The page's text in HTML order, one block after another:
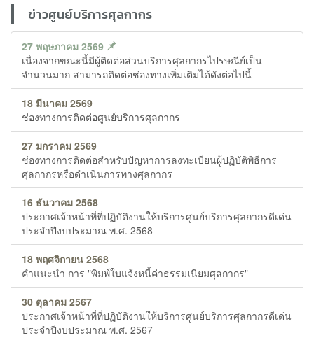
ข่าวศูนย์บริการศุลกากร
27 พฤษภาคม 2569
เนื่องจากขณะนี้มีผู้ติดต่อส่วนบริการศุลกากรไปรษณีย์เป็น
จำนวนมาก สามารถติดต่อช่องทางเพิ่มเติมได้ดังต่อไปนี้
18 มีนาคม 2569
ช่องทางการติดต่อศูนย์บริการศุลกากร
27 มกราคม 2569
ช่องทางการติดต่อสำหรับปัญหาการลงทะเบียนผู้ปฏิบัติพิธีการ
ศุลกากรหรือดำเนินการทางศุลกากร
16 ธันวาคม 2568
ประกาศเจ้าหน้าที่ที่ปฏิบัติงานให้บริการศูนย์บริการศุลกากรดีเด่น
ประจำปีงบประมาณ พ.ศ. 2568
18 พฤศจิกายน 2568
คำแนะนำ การ "พิมพ์ใบแจ้งหนี้ค่าธรรมเนียมศุลกากร"
30 ตุลาคม 2567
ประกาศเจ้าหน้าที่ที่ปฏิบัติงานให้บริการศูนย์บริการศุลกากรดีเด่น
ประจำปีงบประมาณ พ.ศ. 2567